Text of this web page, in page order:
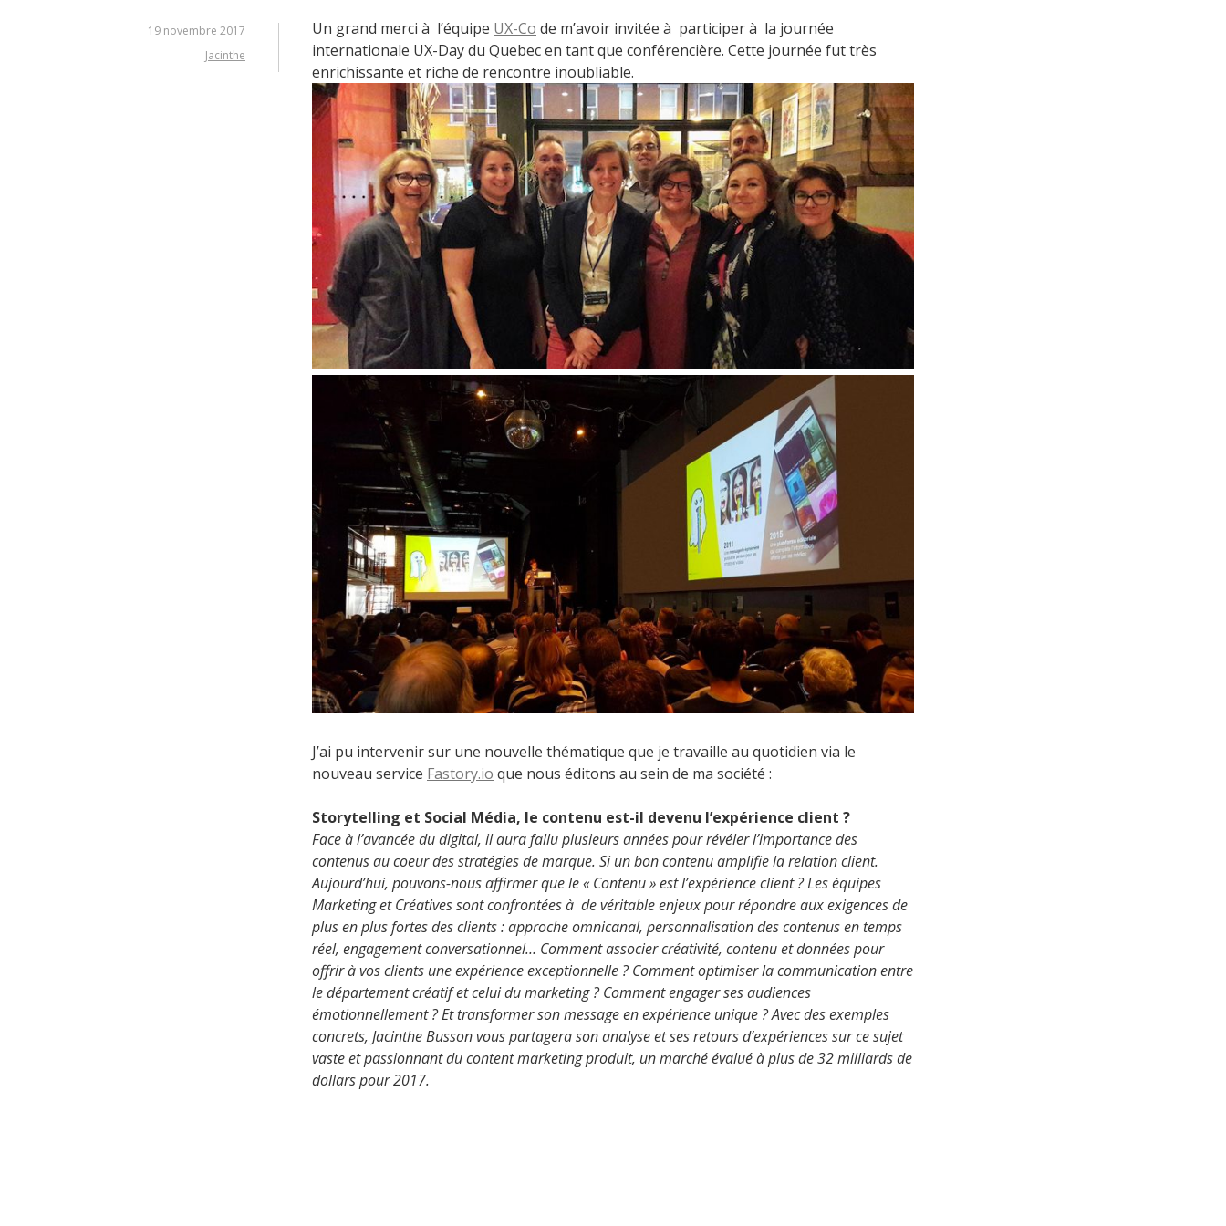
19 novembre 2017
Jacinthe
Un grand merci à l’équipe UX-Co de m’avoir invitée à participer à la journée
internationale UX-Day du Quebec en tant que conférencière. Cette journée fut très
enrichissante et riche de rencontre inoubliable.
J’ai pu intervenir sur une nouvelle thématique que je travaille au quotidien via le
nouveau service Fastory.io que nous éditons au sein de ma société :
Storytelling et Social Média, le contenu est-il devenu l’expérience client ?
Face à l’avancée du digital, il aura fallu plusieurs années pour révéler l’importance des
contenus au coeur des stratégies de marque. Si un bon contenu amplifie la relation client.
Aujourd’hui, pouvons-nous affirmer que le « Contenu » est l’expérience client ? Les équipes
Marketing et Créatives sont confrontées à de véritable enjeux pour répondre aux exigences de
plus en plus fortes des clients : approche omnicanal, personnalisation des contenus en temps
réel, engagement conversationnel… Comment associer créativité, contenu et données pour
offrir à vos clients une expérience exceptionnelle ? Comment optimiser la communication entre
le département créatif et celui du marketing ? Comment engager ses audiences
émotionnellement ? Et transformer son message en expérience unique ? Avec des exemples
concrets, Jacinthe Busson vous partagera son analyse et ses retours d’expériences sur ce sujet
vaste et passionnant du content marketing produit, un marché évalué à plus de 32 milliards de
dollars pour 2017.